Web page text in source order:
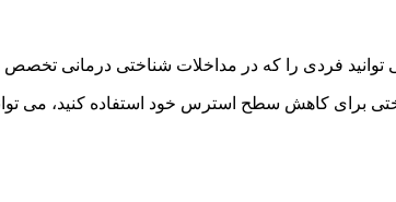
توانید فردی را که در مداخلات شناختی درمانی
برای کاهش سطح استرس خود استفاده کنید، می